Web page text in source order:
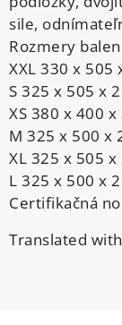
sile,
Rozmery
XXL 330 x 505
S 325 x 505 x
XS 380 x 400
M 325 x 500 x
XL 325 x 505
L 325 x 500 x
Certifikačná
Translated